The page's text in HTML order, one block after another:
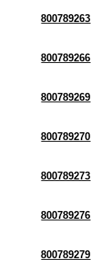
800789263
800789266
800789269
800789270
800789273
800789276
800789279